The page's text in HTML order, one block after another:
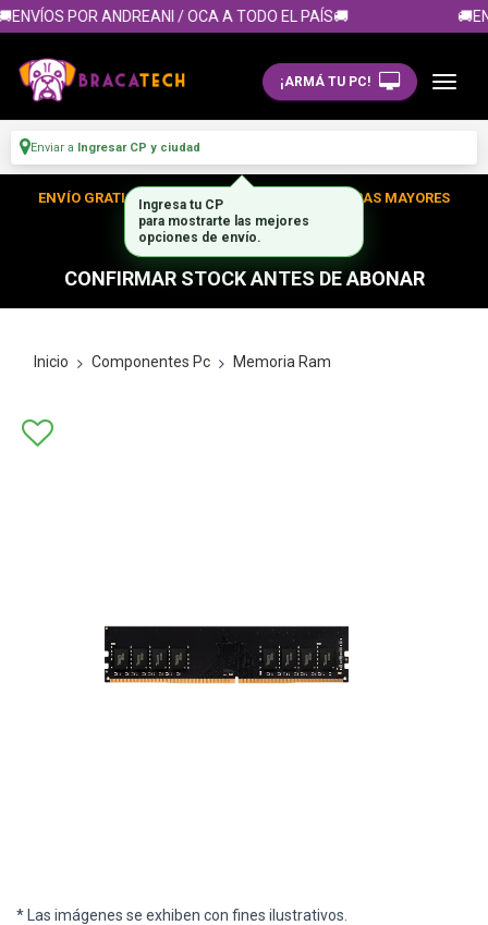
POR ANDREANI / OCA A TODO EL PAÍS🚚
¡ARMÁ TU PC!
Enviar a Ingresar CP y ciudad
ENVÍO GRATIS DENTRO DE CABA EN TUS COMPRAS MAYORES
A $300.000
CONFIRMAR STOCK ANTES DE ABONAR
Inicio Componentes Pc Memoria Ram
* Las imágenes se exhiben con fines ilustrativos.
Ingresa tu CP
para mostrarte las mejores
opciones de envío.